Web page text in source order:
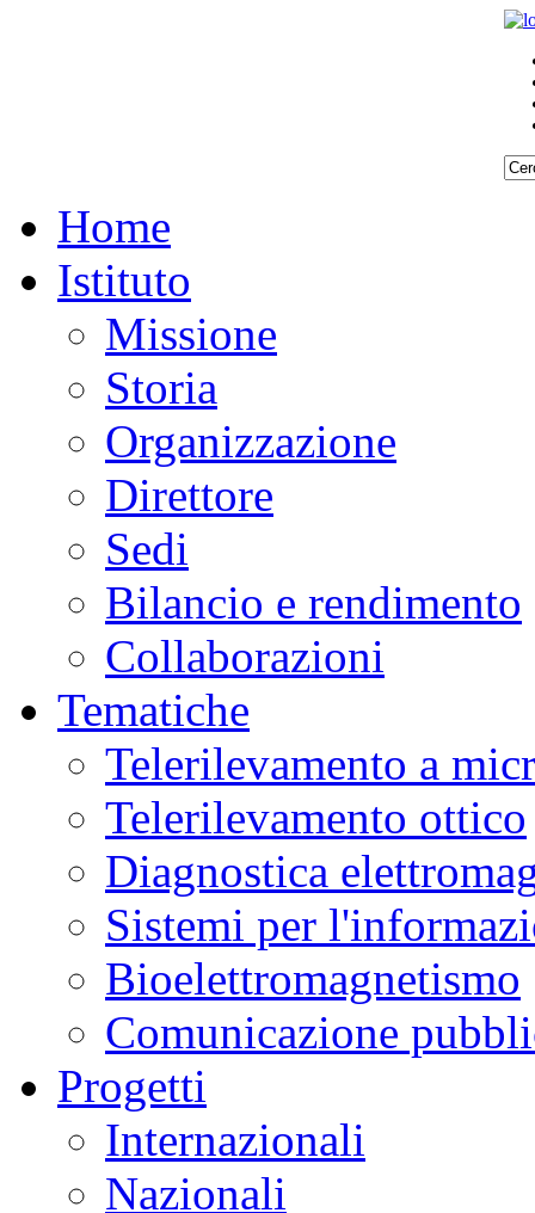
Home
Istituto
Missione
Storia
Organizzazione
Direttore
Sedi
Bilancio e rendimento
Collaborazioni
Tematiche
Telerilevamento a
Telerilevamento ottico
Diagnostica
Sistemi per
Bioelettromagnetismo
Comunicazione
Progetti
Internazionali
Nazionali